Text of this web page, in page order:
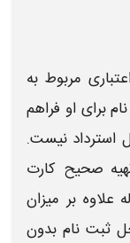
مربوط به
برای او فراهم
استرداد نیست.
صحیح کارت
علاوه بر میزان
ثبت نام بدون